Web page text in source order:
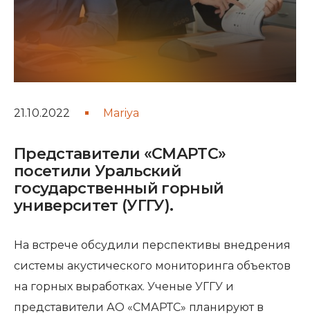
21.10.2022 Mariya
Представители «СМАРТС»
посетили Уральский
государственный горный
университет (УГГУ).
На встрече обсудили перспективы внедрения
системы акустического мониторинга объектов
на горных выработках. Ученые УГГУ и
представители АО «СМАРТС» планируют в